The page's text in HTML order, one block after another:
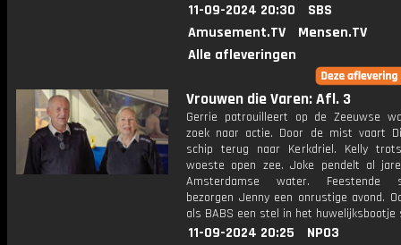
11-09-2024 20:30
SBS
Amusement.TV
Mensen.TV
Alle afleveringen
Vrouwen die Varen: Afl. 3
Gerrie patrouilleert op de Zeeuwse
zoek naar actie. Door de mist vaart
schip terug naar Kerkdriel. Kelly
woeste open zee. Joke pendelt al
Amsterdamse water. Feestende
bezorgen Jenny een onrustige avond.
als BABS een stel in het huwelijksbootje
11-09-2024 20:25
NPO3